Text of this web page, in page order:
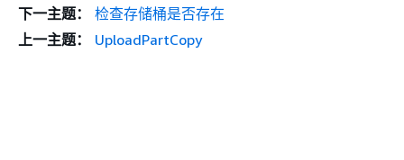
下一主题：
检查存储桶是否存在
上一主题：
UploadPartCopy